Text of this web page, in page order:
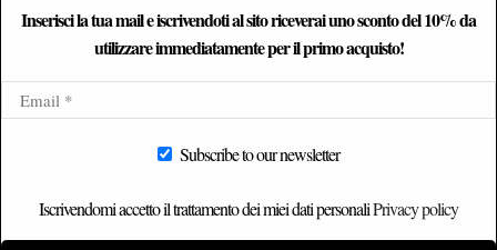
ETNICHOME
Home
Inserisci la tua mail e iscrivendoti al sito riceverai uno sconto del 10% da
utilizzare immediatamente per il primo acquisto!
Subscribe to our newsletter
Iscrivendomi accetto il trattamento dei miei dati personaliPrivacy policy